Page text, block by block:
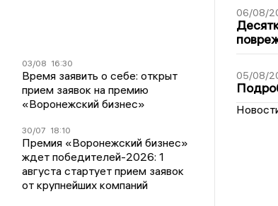
03/08 16:30
Время заявить о себе: открыт
прием заявок на премию
«Воронежский бизнес»
30/07 18:10
Премия «Воронежский бизнес»
ждет победителей-2026: 1
августа стартует прием заявок
от крупнейших компаний
06/08/
05/08/